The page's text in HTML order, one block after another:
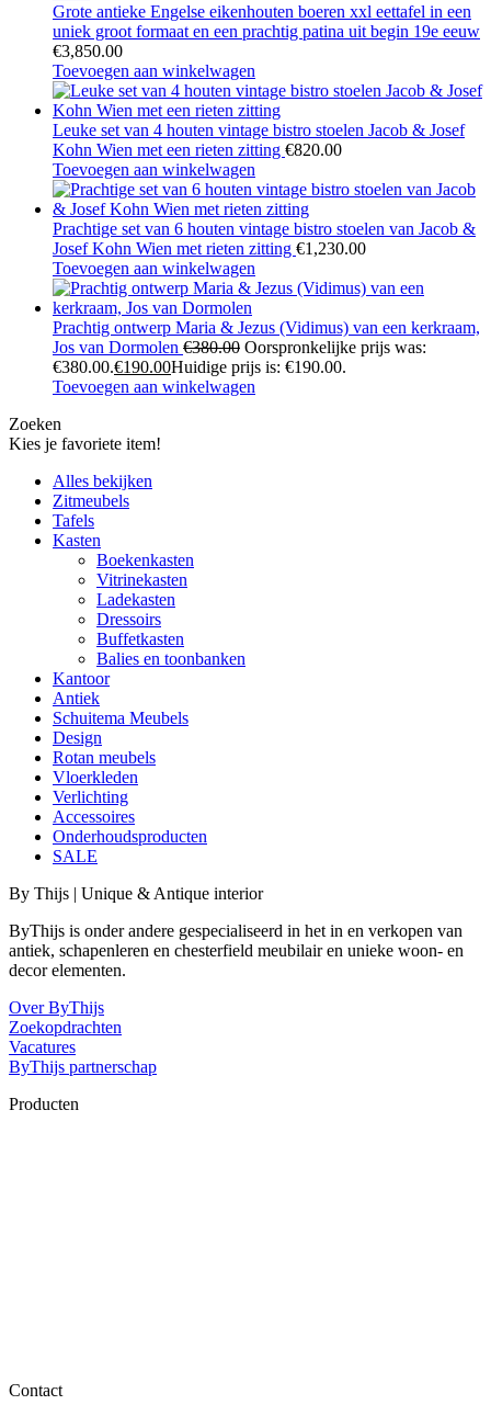
Grote antieke Engelse eikenhouten boeren xxl eettafel in een
uniek groot formaat en een prachtig patina uit begin 19e eeuw
€3,850.00
Toevoegen aan winkelwagen
Leuke set van 4 houten vintage bistro stoelen Jacob & Josef
Kohn Wien met een rieten zitting €820.00
Toevoegen aan winkelwagen
Prachtige set van 6 houten vintage bistro stoelen van Jacob &
Josef Kohn Wien met rieten zitting €1,230.00
Toevoegen aan winkelwagen
Prachtig ontwerp Maria & Jezus (Vidimus) van een kerkraam,
Jos van Dormolen €380.00 Oorspronkelijke prijs was:
€380.00.€190.00Huidige prijs is: €190.00.
Toevoegen aan winkelwagen
Zoeken
Kies je favoriete item!
Alles bekijken
Zitmeubels
Tafels
Kasten
Boekenkasten
Vitrinekasten
Ladekasten
Dressoirs
Buffetkasten
Balies en toonbanken
Kantoor
Antiek
Schuitema Meubels
Design
Rotan meubels
Vloerkleden
Verlichting
Accessoires
Onderhoudsproducten
SALE
By Thijs | Unique & Antique interior
ByThijs is onder andere gespecialiseerd in het in en verkopen van
antiek, schapenleren en chesterfield meubilair en unieke woon- en
decor elementen.
Over ByThijs
Zoekopdrachten
Vacatures
ByThijs partnerschap
Producten
Contact